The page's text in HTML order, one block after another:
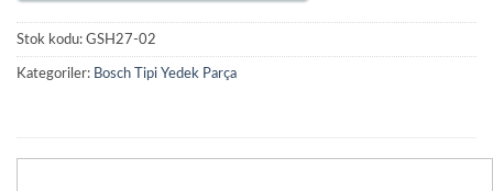
Stok kodu: GSH27-02
Kategoriler: Bosch Tipi Yedek Parça